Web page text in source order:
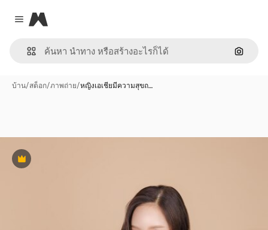
Close menu
Magnific
ค้นหา
บ้าน/สต็อก/ภาพถ่าย/หญิงเอเชียมีความสุขถ…
พรีเมี่ยม